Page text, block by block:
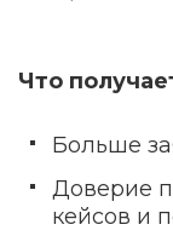
Что
Больше
Доверие
кейсов и